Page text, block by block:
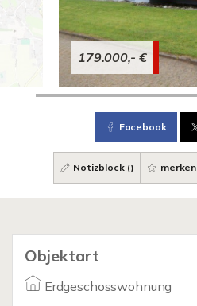
179.000,- €
Facebook
Notizblock () merken
Objektart
Erdgeschosswohnung